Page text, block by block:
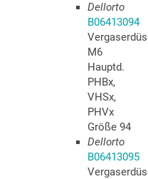
Dellorto
B06413094
M6
Hauptd.
PHBx,
VHSx,
PHVx
Größe 94
Dellorto
B06413095